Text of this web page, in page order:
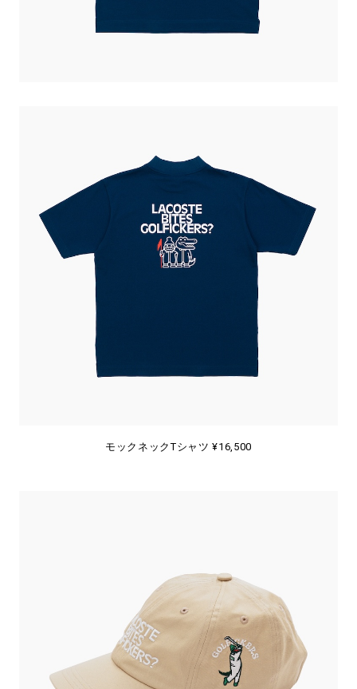
モックネックTシャツ ¥16,500